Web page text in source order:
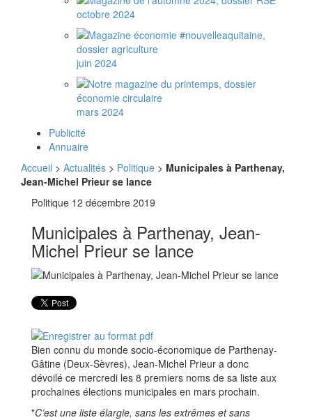
octobre 2024
juin 2024
mars 2024
Publicité
Annuaire
Accueil > Actualités > Politique > Municipales à Parthenay,
Jean-Michel Prieur se lance
Politique 12 décembre 2019
Municipales à Parthenay, Jean-
Michel Prieur se lance
Bien connu du monde socio-économique de Parthenay-
Gâtine (Deux-Sèvres), Jean-Michel Prieur a donc
dévoilé ce mercredi les 8 premiers noms de sa liste aux
prochaines élections municipales en mars prochain.
"C’est une liste élargie, sans les extrêmes et sans